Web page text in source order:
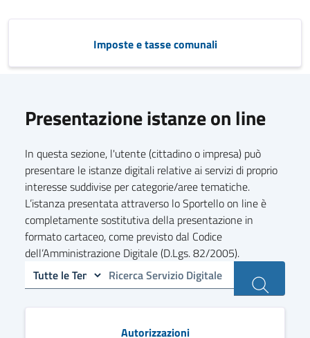
Imposte e tasse comunali
Presentazione istanze on line
In questa sezione, l'utente (cittadino o impresa) può
presentare le istanze digitali relative ai servizi di proprio
interesse suddivise per categorie/aree tematiche.
L’istanza presentata attraverso lo Sportello on line è
completamente sostitutiva della presentazione in
formato cartaceo, come previsto dal Codice
dell’Amministrazione Digitale (D.Lgs. 82/2005).
Autorizzazioni